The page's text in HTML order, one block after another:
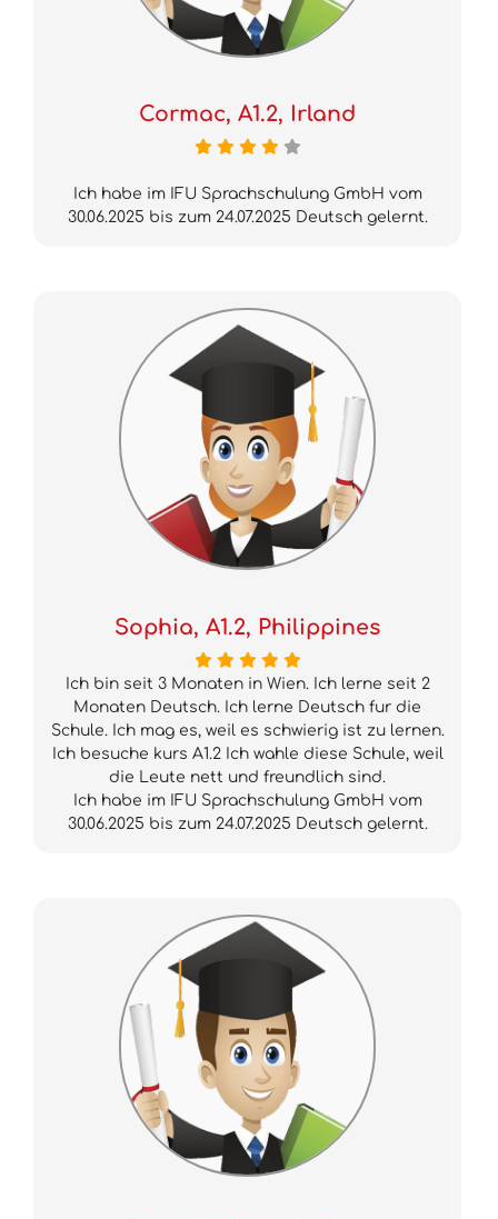
Cormac, A1.2, Irland
Ich habe im IFU Sprachschulung GmbH vom
30.06.2025 bis zum 24.07.2025 Deutsch gelernt.
Sophia, A1.2, Philippines
Ich bin seit 3 Monaten in Wien. Ich lerne seit 2
Monaten Deutsch. Ich lerne Deutsch fur die
Schule. Ich mag es, weil es schwierig ist zu lernen.
Ich besuche kurs A1.2 Ich wahle diese Schule, weil
die Leute nett und freundlich sind.
Ich habe im IFU Sprachschulung GmbH vom
30.06.2025 bis zum 24.07.2025 Deutsch gelernt.